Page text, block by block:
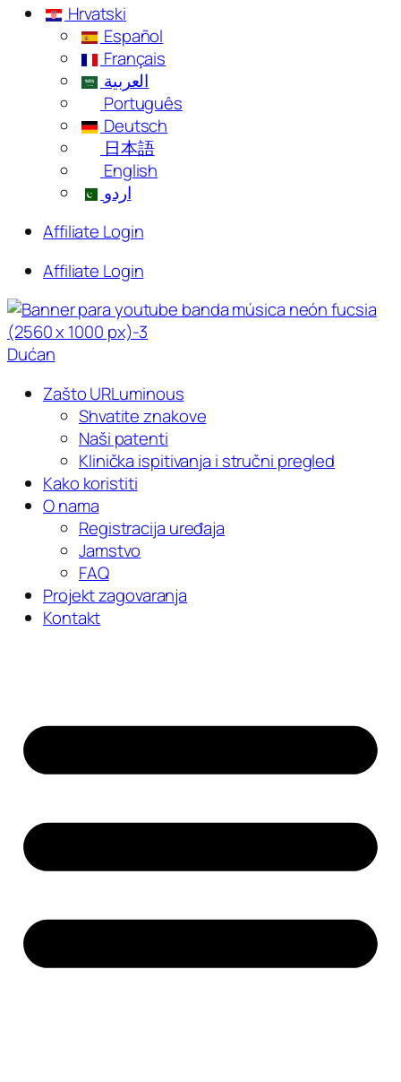
Hrvatski
Español
Français
العربية
Português
Deutsch
日本語
English
اردو
Affiliate Login
Affiliate Login
Dućan
Zašto URLuminous
Shvatite znakove
Naši patenti
Klinička ispitivanja i stručni pregled
Kako koristiti
O nama
Registracija uređaja
Jamstvo
FAQ
Projekt zagovaranja
Kontakt